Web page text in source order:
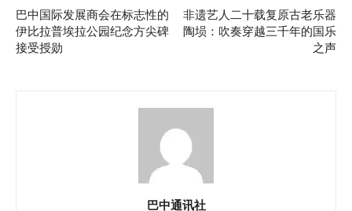
巴中国际发展商会在标志性的
伊比拉普埃拉公园纪念方尖碑
接受授勋
非遗艺人二十载复原古老乐器
陶埙：吹奏穿越三千年的国乐
之声
巴中通讯社